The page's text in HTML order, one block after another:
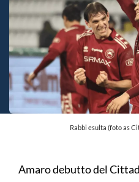
Rabbi esulta (foto as
Amaro debutto del